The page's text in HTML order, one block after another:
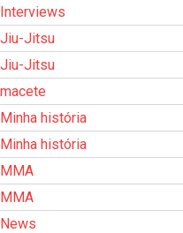
Interviews
Jiu-Jitsu
Jiu-Jitsu
macete
Minha história
Minha história
MMA
MMA
News